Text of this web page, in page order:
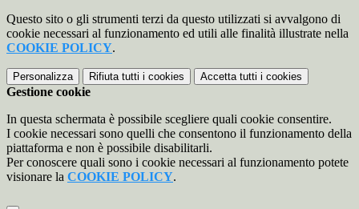
Questo sito o gli strumenti terzi da questo utilizzati si avvalgono di
cookie necessari al funzionamento ed utili alle finalità illustrate nella
COOKIE POLICY.
Personalizza Rifiuta tutti i cookies Accetta tutti i cookies
Gestione cookie
In questa schermata è possibile scegliere quali cookie consentire.
I cookie necessari sono quelli che consentono il funzionamento della
piattaforma e non è possibile disabilitarli.
Per conoscere quali sono i cookie necessari al funzionamento potete
visionare la COOKIE POLICY.